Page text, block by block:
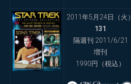
2011年5月24日（火）
131
隔週刊 2011/6/21
増刊
1990円（税込）